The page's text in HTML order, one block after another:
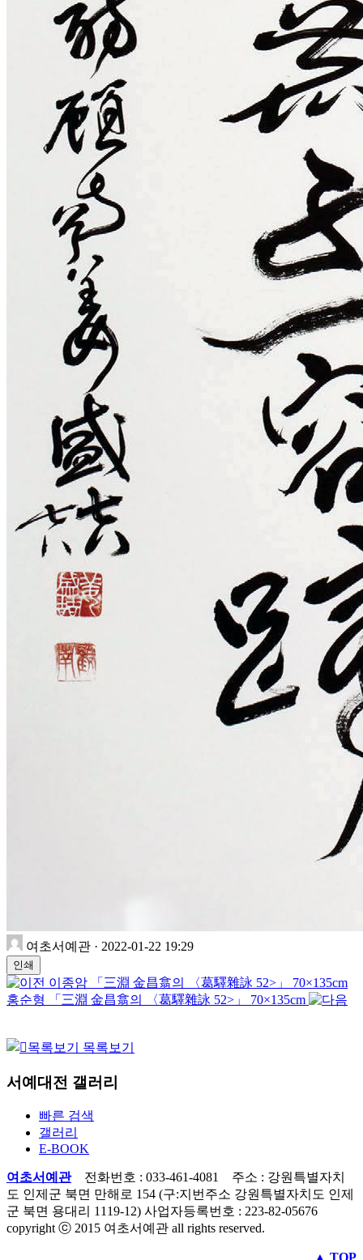
찾아오시는 길
서예대전 갤러리
빠른 검색
갤러리
E-BOOK
열린공간
공지사항
여초서예관 · 2022-01-22 19:29
인쇄
이종암 「三淵 金昌翕의 〈葛驛雜詠 52>」 70×135cm
홍순형 「三淵 金昌翕의 〈葛驛雜詠 52>」 70×135cm
목록보기
서예대전 갤러리
빠른 검색
갤러리
E-BOOK
여초서예관전화번호 : 033-461-4081 주소 : 강원특별자치
도 인제군 북면 만해로 154 (구:지번주소 강원특별자치도 인제
군 북면 용대리 1119-12) 사업자등록번호 : 223-82-05676
copyright ⓒ 2015 여초서예관 all rights reserved.